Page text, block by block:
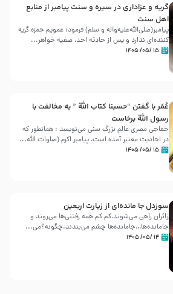
گریه و عزاداری در سیره و سنت پیامبر از منابع
اهل سنت
پیامبر(صلی‌الله‌علیه‌وآله و سلم) فرمود: عمویم حمزه گریه
کننده‌ای ندارد و پس از حادثه احد، صفیه خواهر...
۱۵ /۰۵/ ۱۴۰۵
عُمَر با گفتن “حسبنا كتاب اللّه ” به مخالفت با
رسول اللّه برخاست
خفاجی مصری عالم بزرگ سنی می‌نویسد : همانطور که
در احادیث معتبر آمده است، پیامبر اکرم (صلوات اللّه...
۱۵ /۰۵/ ۱۴۰۵
سوزدل جا مانده‌ای از زیارت اربعین
زائران راهی می‌شوند،کم‌ کم همه رفتنی‌ها می‌روند و
جامانده‌ها…جامانده‌ها چشم می‌بندند.چگونه؟می‌...
۱۴ /۰۵/ ۱۴۰۵